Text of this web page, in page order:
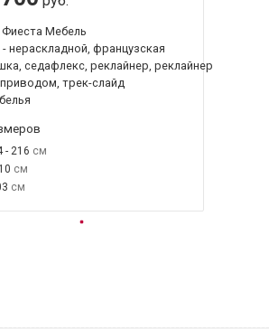
Мебель
нераскладной, французская
седафлекс, реклайнер, реклайнер
трек-слайд
- 216